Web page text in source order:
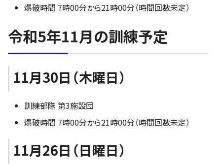
爆破時間 7時00分から21時00分（時間回数未定）
令和5年11月の訓練予定
11月30日（木曜日）
訓練部隊 第3施設団
爆破時間 7時00分から21時00分（時間回数未定）
11月26日（日曜日）